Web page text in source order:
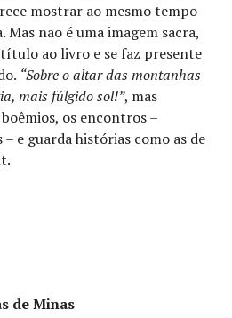
mostrar ao mesmo tempo
não é uma imagem sacra,
ao livro e se faz presente
“Sobre o altar das montanhas
mais fúlgido sol!”, mas
os encontros –
e guarda histórias como as de
de Minas